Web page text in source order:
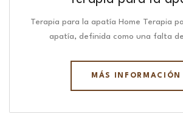
Terapia para la apatía Home Terapia
apatía, definida como una falta
MÁS INFORMACIÓN